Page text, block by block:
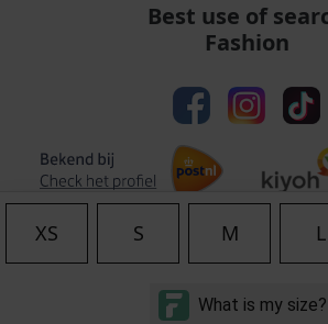
XS S M L
Best use of
Fashion
Algemene voorwaarden |